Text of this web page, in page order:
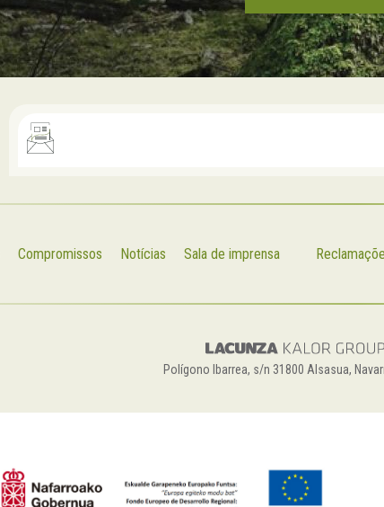
Compromissos Notícias Sala de imprensa
Polígono Ibarrea, s/n 31800 Alsasua,